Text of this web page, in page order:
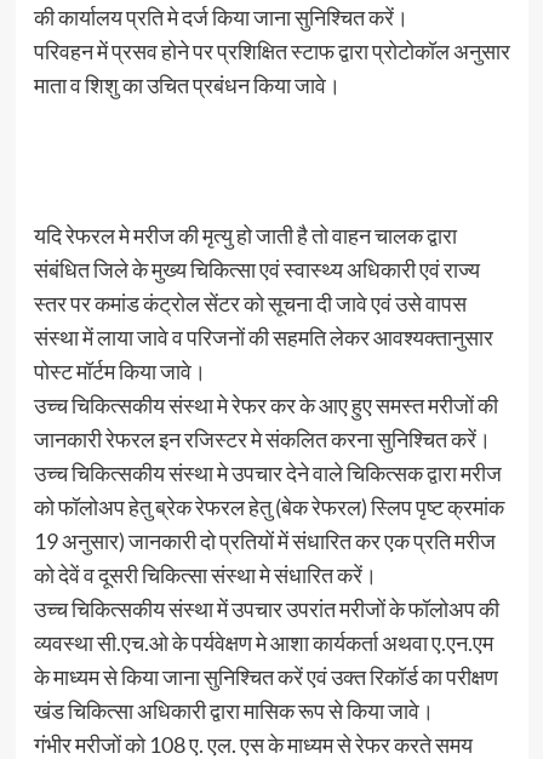
की कार्यालय प्रति मे दर्ज किया जाना सुनिश्चित करें।
परिवहन में प्रसव होने पर प्रशिक्षित स्टाफ द्वारा प्रोटोकॉल अनुसार
माता व शिशु का उचित प्रबंधन किया जावे।
यदि रेफरल मे मरीज की मृत्यु हो जाती है तो वाहन चालक द्वारा
संबंधित जिले के मुख्य चिकित्सा एवं स्वास्थ्य अधिकारी एवं राज्य
स्तर पर कमांड कंट्रोल सेंटर को सूचना दी जावे एवं उसे वापस
संस्था में लाया जावे व परिजनों की सहमति लेकर आवश्यक्तानुसार
पोस्ट मॉर्टम किया जावे।
उच्च चिकित्सकीय संस्था मे रेफर कर के आए हुए समस्त मरीजों की
जानकारी रेफरल इन रजिस्टर मे संकलित करना सुनिश्चित करें।
उच्च चिकित्सकीय संस्था मे उपचार देने वाले चिकित्सक द्वारा मरीज
को फॉलोअप हेतु ब्रेक रेफरल हेतु (बेक रेफरल) स्लिप पृष्ट क्रमांक
19 अनुसार) जानकारी दो प्रतियों में संधारित कर एक प्रति मरीज
को देवें व दूसरी चिकित्सा संस्था मे संधारित करें।
उच्च चिकित्सकीय संस्था में उपचार उपरांत मरीजों के फॉलोअप की
व्यवस्था सी.एच.ओ के पर्यवेक्षण मे आशा कार्यकर्ता अथवा ए.एन.एम
के माध्यम से किया जाना सुनिश्चित करें एवं उक्त रिकॉर्ड का परीक्षण
खंड चिकित्सा अधिकारी द्वारा मासिक रूप से किया जावे।
गंभीर मरीजों को 108 ए. एल. एस के माध्यम से रेफर करते समय